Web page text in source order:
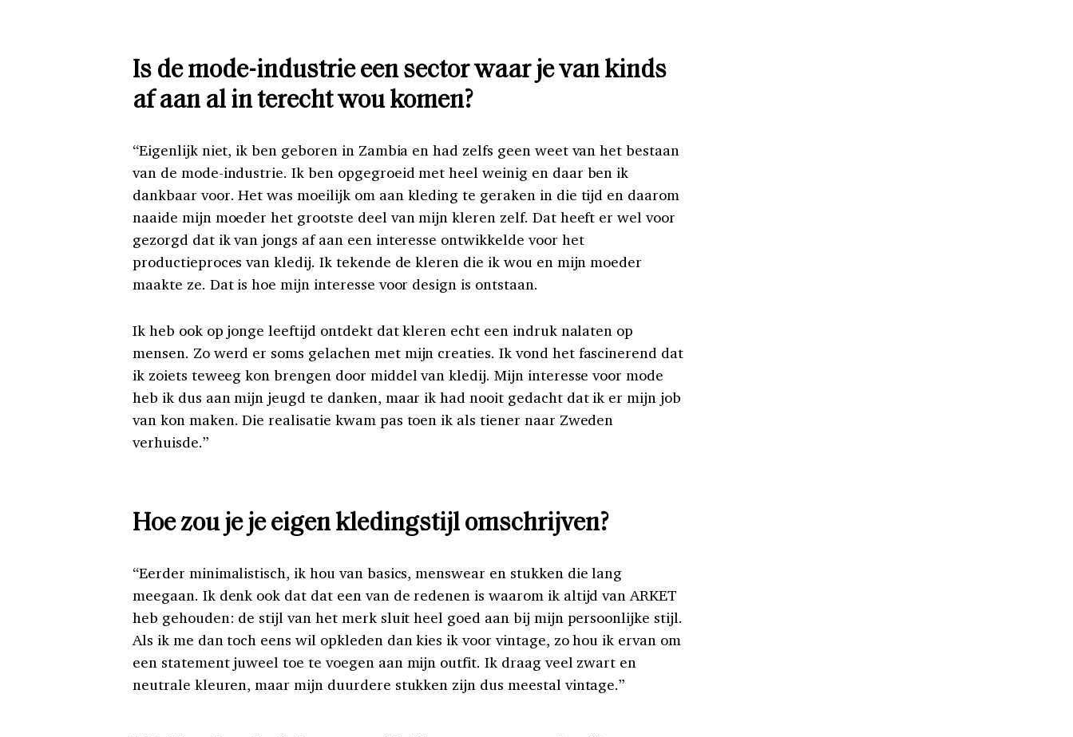
Is de mode-industrie een sector waar je van kinds
af aan al in terecht wou komen?
“Eigenlijk niet, ik ben geboren in Zambia en had zelfs geen weet van het bestaan
van de mode-industrie. Ik ben opgegroeid met heel weinig en daar ben ik
dankbaar voor. Het was moeilijk om aan kleding te geraken in die tijd en daarom
naaide mijn moeder het grootste deel van mijn kleren zelf. Dat heeft er wel voor
gezorgd dat ik van jongs af aan een interesse ontwikkelde voor het
productieproces van kledij. Ik tekende de kleren die ik wou en mijn moeder
maakte ze. Dat is hoe mijn interesse voor design is ontstaan.
Ik heb ook op jonge leeftijd ontdekt dat kleren echt een indruk nalaten op
mensen. Zo werd er soms gelachen met mijn creaties. Ik vond het fascinerend dat
ik zoiets teweeg kon brengen door middel van kledij. Mijn interesse voor mode
heb ik dus aan mijn jeugd te danken, maar ik had nooit gedacht dat ik er mijn job
van kon maken. Die realisatie kwam pas toen ik als tiener naar Zweden
verhuisde.”
Hoe zou je je eigen kledingstijl omschrijven?
“Eerder minimalistisch, ik hou van basics, menswear en stukken die lang
meegaan. Ik denk ook dat dat een van de redenen is waarom ik altijd van ARKET
heb gehouden: de stijl van het merk sluit heel goed aan bij mijn persoonlijke stijl.
Als ik me dan toch eens wil opkleden dan kies ik voor vintage, zo hou ik ervan om
een statement juweel toe te voegen aan mijn outfit. Ik draag veel zwart en
neutrale kleuren, maar mijn duurdere stukken zijn dus meestal vintage.”